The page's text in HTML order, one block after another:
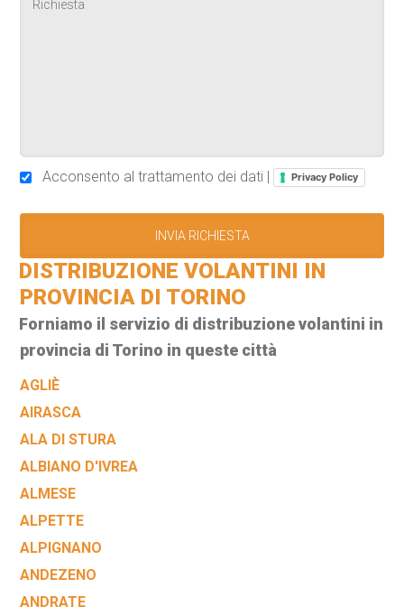
Acconsento al trattamento dei dati | Privacy Policy
DISTRIBUZIONE VOLANTINI IN
PROVINCIA DI TORINO
Forniamo il servizio di distribuzione volantini in
provincia di Torino in queste città
AGLIÈ
AIRASCA
ALA DI STURA
ALBIANO D'IVREA
ALMESE
ALPETTE
ALPIGNANO
ANDEZENO
ANDRATE